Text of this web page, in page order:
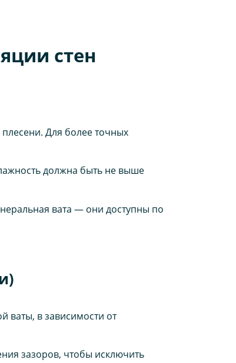
стен
Для более точных
должна быть не выше
вата — они доступны по
ваты, в зависимости от
зазоров, чтобы исключить